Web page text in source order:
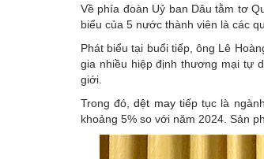
Về phía đoàn Uỷ ban Dâu tằm tơ
biểu của 5 nước thành viên là các
Phát biểu tại buổi tiếp, ông Lê
gia nhiều hiệp định thương mại tự
giới.
Trong đó,dệt maytiếp tục là
khoảng 5% so với năm 2024. Sản